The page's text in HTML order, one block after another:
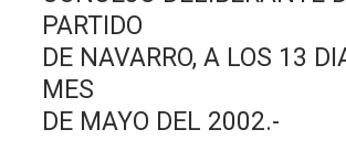
PARTIDO
DE NAVARRO, A LOS 13
MES
DE MAYO DEL 2002.-